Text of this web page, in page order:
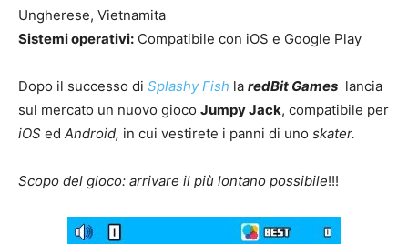
Ungherese, Vietnamita
Sistemi operativi: Compatibile con iOS e Google Play
Dopo il successo di Splashy Fish la redBit Games lancia
sul mercato un nuovo gioco Jumpy Jack, compatibile per
iOS ed Android, in cui vestirete i panni di uno skater.
Scopo del gioco: arrivare il più lontano possibile!!!